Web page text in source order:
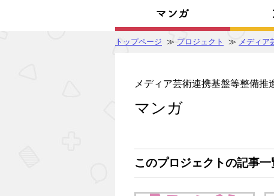
トップページ ≫ プロジェクト ≫ メディア
メディア芸術連携基盤等整備推
マンガ
このプロジェクトの記事一